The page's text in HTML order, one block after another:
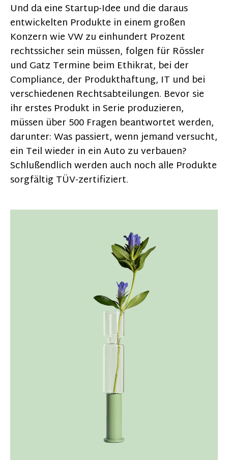
Und da eine Startup-Idee und die daraus
entwickelten Produkte in einem großen
Konzern wie VW zu einhundert Prozent
rechtssicher sein müssen, folgen für Rössler
und Gatz Termine beim Ethikrat, bei der
Compliance, der Produkthaftung, IT und bei
verschiedenen Rechtsabteilungen. Bevor sie
ihr erstes Produkt in Serie produzieren,
müssen über 500 Fragen beantwortet werden,
darunter: Was passiert, wenn jemand versucht,
ein Teil wieder in ein Auto zu verbauen?
Schlußendlich werden auch noch alle Produkte
sorgfältig TÜV-zertifiziert.